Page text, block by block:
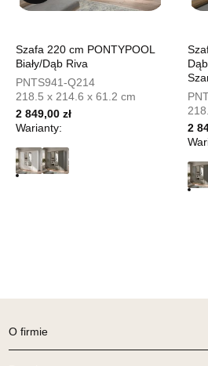
UL.PIONIERÓW 44
Nr tel.508100164
Adres e-mail:
meblostyl01@op.pl
Godziny otwarcia
Pn-Pt: 09:00-17:00, Sb: 09:00-
Adres e-mail:orion@wphw.pl
Pn-Pt: 10:00-18:00, Sb: 10:00-14:00
Szafa 220 cm PONTYPOOL
Biały/Dąb Riva
PNTS941-Q214
218.5 x 214.6 x 61.2 cm
2 849,00 zł
Warianty:
2
O firmie